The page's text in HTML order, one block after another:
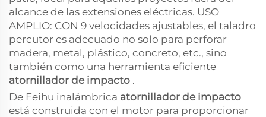
alcance de las extensiones eléctricas. USO
AMPLIO: CON 9 velocidades ajustables, el taladro
percutor es adecuado no solo para perforar
madera, metal, plástico, concreto, etc., sino
también como una herramienta eficiente
atornillador de impacto .
De Feihu inalámbrica atornillador de impacto
está construida con el motor para proporcionar